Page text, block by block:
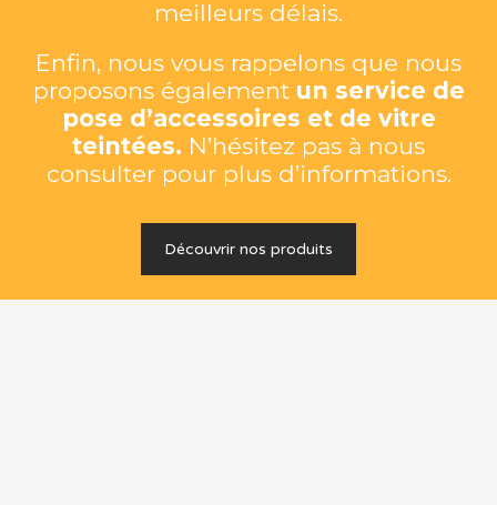
meilleurs délais.
Enfin, nous vous rappelons que nous
proposons également un service de
pose d’accessoires et de vitre
teintées. N’hésitez pas à nous
consulter pour plus d’informations.
Découvrir nos produits